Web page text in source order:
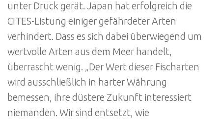
unter Druck gerät. Japan hat erfolgreich die
CITES-Listung einiger gefährdeter Arten
verhindert. Dass es sich dabei überwiegend um
wertvolle Arten aus dem Meer handelt,
überrascht wenig. „Der Wert dieser Fischarten
wird ausschließlich in harter Währung
bemessen, ihre düstere Zukunft interessiert
niemanden. Wir sind entsetzt, wie